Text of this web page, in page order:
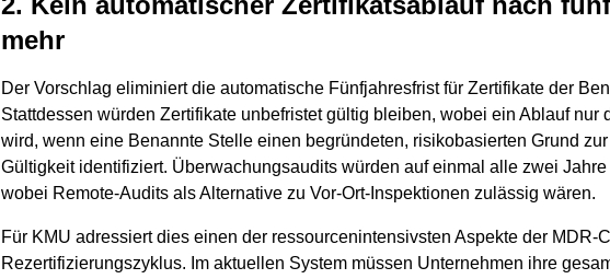
mehr
Der Vorschlag eliminiert die automatische Fünfjahresfrist für Zertifikate der
Stattdessen würden Zertifikate unbefristet gültig bleiben, wobei ein Ablauf nur
wird, wenn eine Benannte Stelle einen begründeten, risikobasierten Grund
Gültigkeit identifiziert. Überwachungsaudits würden auf einmal alle zwei Jahre
wobei Remote-Audits als Alternative zu Vor-Ort-Inspektionen zulässig wären.
Für KMU adressiert dies einen der ressourcenintensivsten Aspekte der MDR-
Rezertifizierungszyklus. Im aktuellen System müssen Unternehmen ihre